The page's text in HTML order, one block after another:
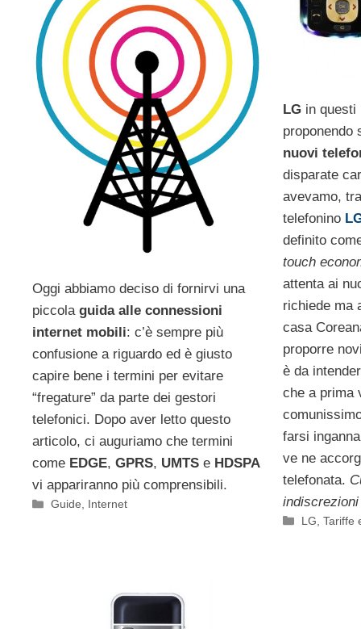
Oggi abbiamo deciso di fornirvi una
piccola guida alle connessioni
internet mobili: c’è sempre più
confusione a riguardo ed è giusto
capire bene i termini per evitare
“fregature” da parte dei gestori
telefonici. Dopo aver letto questo
articolo, ci auguriamo che termini
come EDGE, GPRS, UMTS e HDSPA
vi appariranno più comprensibili.
Categorie
Guide Internet
LGin questi
proponendo
nuovi
disparate
avevamo,
telefonino
definito
touch
attenta ai
richiede ma
casa
proporre
è da
che a prima
farsi
ve ne
telefonata.
Categorie
LG ,Tariffe